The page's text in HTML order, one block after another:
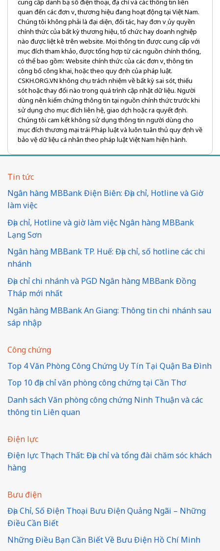
cung cấp danh bạ số điện thoại, địa chỉ và các thông tin liên
quan đến các đơn vị, thương hiệu đang hoạt động tại Việt Nam.
Chúng tôi không phải là đại diện, đối tác, hay đơn vị ủy quyền
chính thức của bất kỳ thương hiệu, tổ chức hay doanh nghiệp
nào được liệt kê trên website. Mọi thông tin được cung cấp với
mục đích tham khảo, được tổng hợp từ các nguồn chính thống,
có thể bao gồm: Website chính thức của các đơn vị, thông tin
công bố công khai, hoặc theo quy định của pháp luật.
CSKH.ORG.VN không chịu trách nhiệm về bất kỳ sai sót, thiếu
sót hoặc thay đổi nào trong quá trình cập nhật dữ liệu. Người
dùng nên kiểm chứng thông tin tại nguồn chính thức trước khi
sử dụng cho mục đích liên hệ, giao dịch hoặc ra quyết định.
Chúng tôi cam kết không sử dụng thông tin người dùng cho
mục đích thương mại trái Pháp luật và luôn tuân thủ quy định về
bảo vệ dữ liệu cá nhân theo pháp luật Việt Nam hiện hành.
Tin tức
Ngân hàng MBBank Điện Biên: Địa chỉ, Hotline và Giờ
làm việc
Địa chỉ, Hotline và giờ làm việc Ngân hàng MBBank
Lạng Sơn
Ngân hàng MBBank TP. Huế: Địa chỉ, số hotline các chi
nhánh
Địa chỉ chi nhánh và PGD Ngân hàng MBBank Đồng
Tháp mới nhất
Ngân hàng MBBank An Giang: Thông tin chi nhánh sau
sáp nhập
Công chứng
Top 4 Văn Phòng Công Chứng Uy Tín Tại Quận Ba Đình
Top 10 địa chỉ văn phòng công chứng tại Cần Thơ
Danh sách Văn phòng công chứng Ninh Thuận và các
thông tin Liên quan
Điện lực
Điện lực Thạch Thất: Địa chỉ và tổng đài chăm sóc khách
hàng
Bưu điện
Địa Chỉ, Số Điện Thoại Bưu Điện Quảng Ngãi – Những
Điều Cần Biết
Những Điều Bạn Cần Biết Về Bưu Điện Hồ Chí Minh